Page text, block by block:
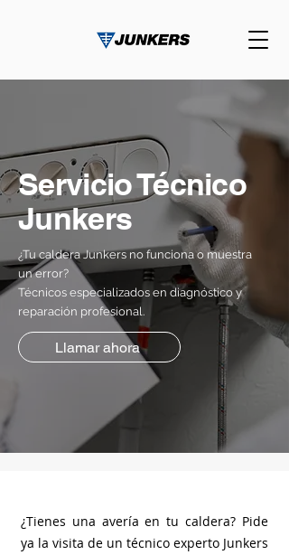
Servicio Técnico
Junkers
¿Tu caldera Junkers no funciona o muestra
un error?
Técnicos especializados en diagnóstico y
reparación profesional.
Llamar ahora
¿Tienes una avería en tu caldera? Pide
ya la visita de un técnico experto Junkers